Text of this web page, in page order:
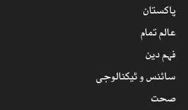
پاکستان
عالم تمام
فہم دین
سائنس و ٹیکنالوجی
صحت